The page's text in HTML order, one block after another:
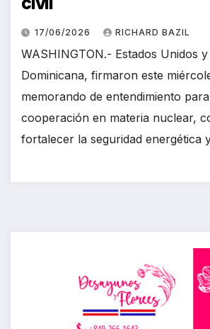
17/06/2026 RICHARD BAZIL
WASHINGTON.- Estados Unidos
Dominicana, firmaron este
memorando de entendimiento
cooperación en materia nuclear,
fortalecer la seguridad energética